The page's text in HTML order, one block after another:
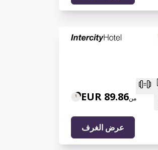
من89.86 EUR
عرض الغرف